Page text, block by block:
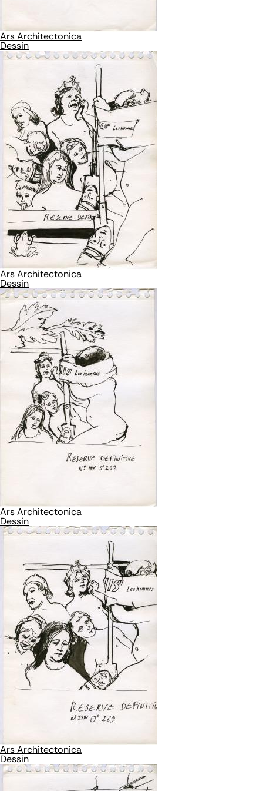
Ars Architectonica
Dessin
Ars Architectonica
Dessin
Ars Architectonica
Dessin
Ars Architectonica
Dessin